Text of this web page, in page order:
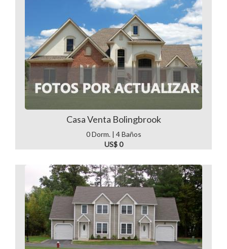
Casa Venta Bolingbrook
0 Dorm. | 4 Baños
US$ 0